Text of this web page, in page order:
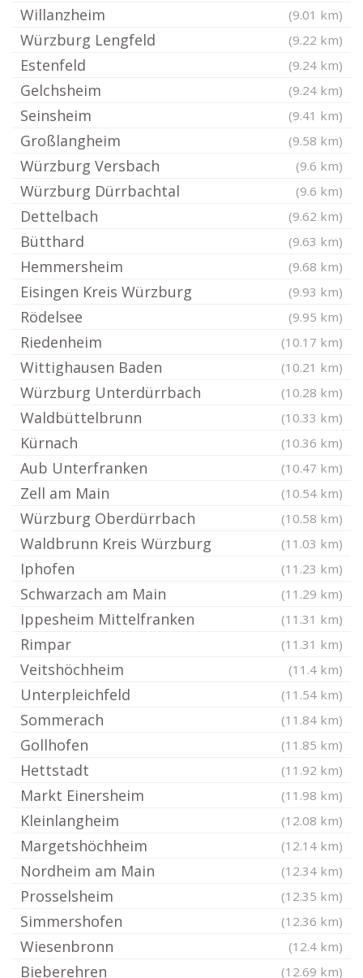
Willanzheim (9.01 km)
Würzburg Lengfeld (9.22 km)
Estenfeld (9.24 km)
Gelchsheim (9.24 km)
Seinsheim (9.41 km)
Großlangheim (9.58 km)
Würzburg Versbach (9.6 km)
Würzburg Dürrbachtal (9.6 km)
Dettelbach (9.62 km)
Bütthard (9.63 km)
Hemmersheim (9.68 km)
Eisingen Kreis Würzburg (9.93 km)
Rödelsee (9.95 km)
Riedenheim (10.17 km)
Wittighausen Baden (10.21 km)
Würzburg Unterdürrbach (10.28 km)
Waldbüttelbrunn (10.33 km)
Kürnach (10.36 km)
Aub Unterfranken (10.47 km)
Zell am Main (10.54 km)
Würzburg Oberdürrbach (10.58 km)
Waldbrunn Kreis Würzburg (11.03 km)
Iphofen (11.23 km)
Schwarzach am Main (11.29 km)
Ippesheim Mittelfranken (11.31 km)
Rimpar (11.31 km)
Veitshöchheim (11.4 km)
Unterpleichfeld (11.54 km)
Sommerach (11.84 km)
Gollhofen (11.85 km)
Hettstadt (11.92 km)
Markt Einersheim (11.98 km)
Kleinlangheim (12.08 km)
Margetshöchheim (12.14 km)
Nordheim am Main (12.34 km)
Prosselsheim (12.35 km)
Simmershofen (12.36 km)
Wiesenbronn (12.4 km)
Bieberehren (12.69 km)